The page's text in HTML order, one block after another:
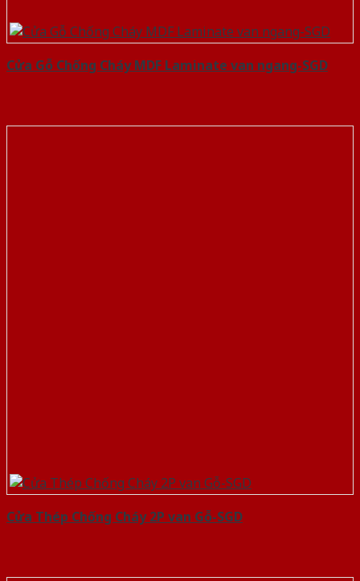
Cửa Gỗ Chống Cháy MDF Laminate van ngang-SGD
Cửa Thép Chống Cháy 2P van Gỗ-SGD